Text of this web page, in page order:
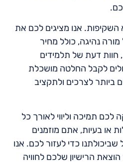
השקיפות. אנו מציגים לכם את
נהיגה, כולל מחיר
חוות דעת של תלמידים
לקבל החלטה מושכלת
ביותר לצרכים ולתקציב
לכם תמיכה וליווי לאורך כל
או בעיות, אתם מוזמנים
שביכולתנו כדי לעזור לכם. אנו
הרישיון שלכם לחוויה